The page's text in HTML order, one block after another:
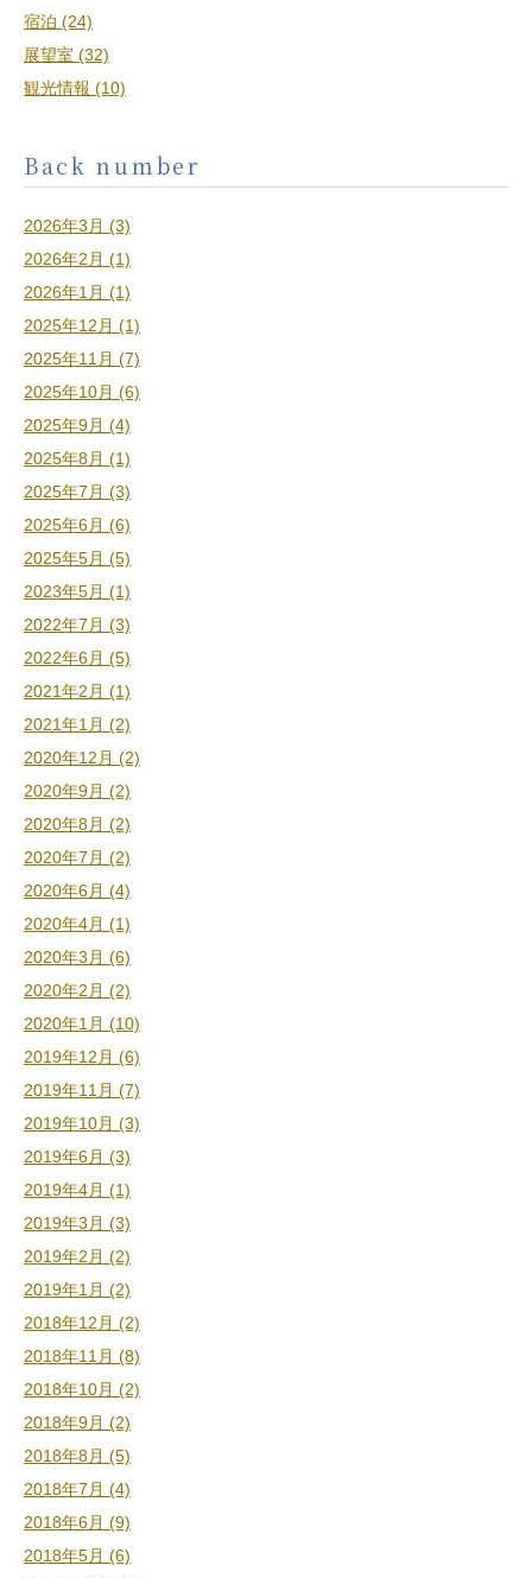
宿泊 (24)
展望室 (32)
観光情報 (10)
Back number
2026年3月 (3)
2026年2月 (1)
2026年1月 (1)
2025年12月 (1)
2025年11月 (7)
2025年10月 (6)
2025年9月 (4)
2025年8月 (1)
2025年7月 (3)
2025年6月 (6)
2025年5月 (5)
2023年5月 (1)
2022年7月 (3)
2022年6月 (5)
2021年2月 (1)
2021年1月 (2)
2020年12月 (2)
2020年9月 (2)
2020年8月 (2)
2020年7月 (2)
2020年6月 (4)
2020年4月 (1)
2020年3月 (6)
2020年2月 (2)
2020年1月 (10)
2019年12月 (6)
2019年11月 (7)
2019年10月 (3)
2019年6月 (3)
2019年4月 (1)
2019年3月 (3)
2019年2月 (2)
2019年1月 (2)
2018年12月 (2)
2018年11月 (8)
2018年10月 (2)
2018年9月 (2)
2018年8月 (5)
2018年7月 (4)
2018年6月 (9)
2018年5月 (6)